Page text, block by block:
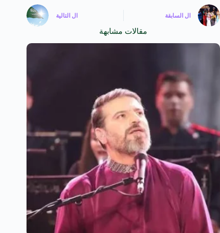
ال السابقة ال التالية
مقالات مشابهة